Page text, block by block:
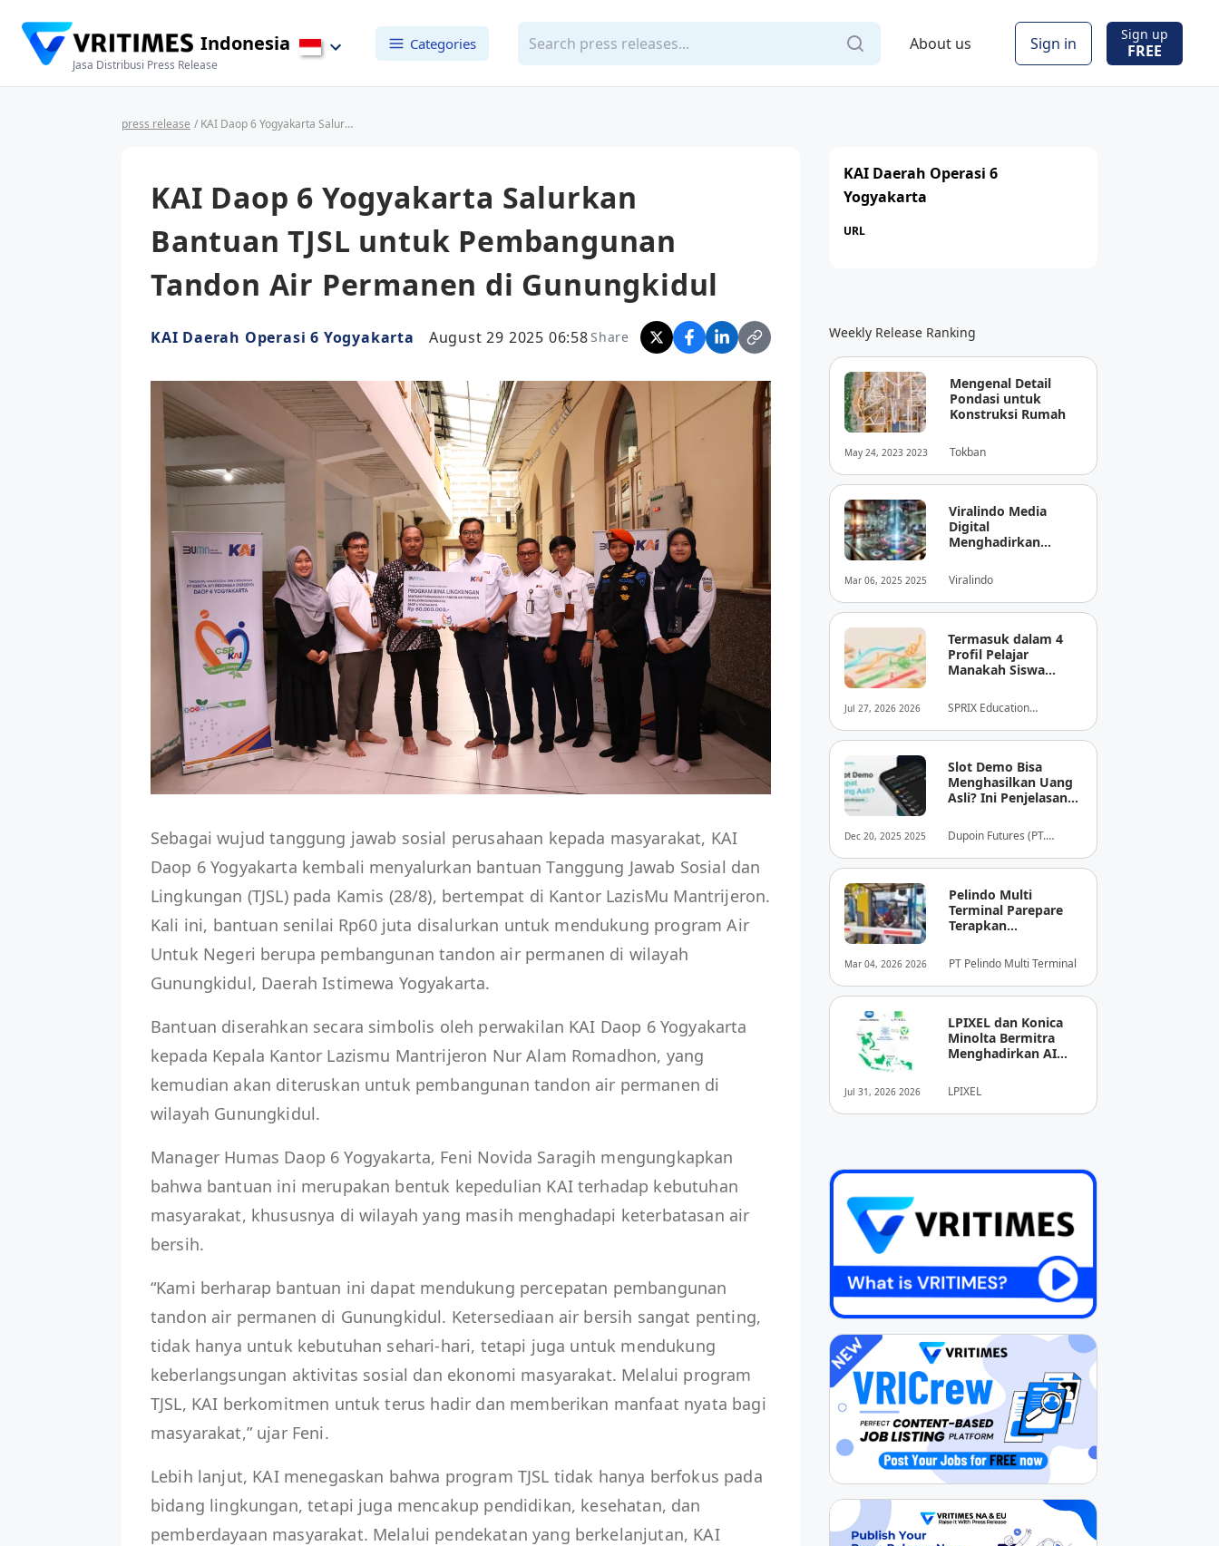
Indonesia
Jasa Distribusi Press Release
Categories About us Sign in Sign up
FREE
press release / KAI Daop 6 Yogyakarta Salurkan Bantuan TJSL untuk Pembangunan Tandon Air Permanen di Gunungkidul
KAI Daop 6 Yogyakarta Salurkan
Bantuan TJSL untuk Pembangunan
Tandon Air Permanen di Gunungkidul
KAI Daerah Operasi 6 Yogyakarta August 29 2025 06:58Share
Sebagai wujud tanggung jawab sosial perusahaan kepada masyarakat, KAI
Daop 6 Yogyakarta kembali menyalurkan bantuan Tanggung Jawab Sosial dan
Lingkungan (TJSL) pada Kamis (28/8), bertempat di Kantor LazisMu Mantrijeron.
Kali ini, bantuan senilai Rp60 juta disalurkan untuk mendukung program Air
Untuk Negeri berupa pembangunan tandon air permanen di wilayah
Gunungkidul, Daerah Istimewa Yogyakarta.
Bantuan diserahkan secara simbolis oleh perwakilan KAI Daop 6 Yogyakarta
kepada Kepala Kantor Lazismu Mantrijeron Nur Alam Romadhon, yang
kemudian akan diteruskan untuk pembangunan tandon air permanen di
wilayah Gunungkidul.
Manager Humas Daop 6 Yogyakarta, Feni Novida Saragih mengungkapkan
bahwa bantuan ini merupakan bentuk kepedulian KAI terhadap kebutuhan
masyarakat, khususnya di wilayah yang masih menghadapi keterbatasan air
bersih.
“Kami berharap bantuan ini dapat mendukung percepatan pembangunan
tandon air permanen di Gunungkidul. Ketersediaan air bersih sangat penting,
tidak hanya untuk kebutuhan sehari-hari, tetapi juga untuk mendukung
keberlangsungan aktivitas sosial dan ekonomi masyarakat. Melalui program
TJSL, KAI berkomitmen untuk terus hadir dan memberikan manfaat nyata bagi
masyarakat,” ujar Feni.
Lebih lanjut, KAI menegaskan bahwa program TJSL tidak hanya berfokus pada
bidang lingkungan, tetapi juga mencakup pendidikan, kesehatan, dan
pemberdayaan masyarakat. Melalui pendekatan yang berkelanjutan, KAI
KAI Daerah Operasi 6
Yogyakarta
URL
Weekly Release Ranking
May 24, 2023 2023
Mengenal Detail
Pondasi untuk
Konstruksi Rumah
Tokban
Mar 06, 2025 2025
Viralindo Media
Digital
Menghadirkan
Dunia Media Digital
Indonesia
Viralindo
Jul 27, 2026 2026
Termasuk dalam 4
Profil Pelajar
Manakah Siswa
Perilaku
Tersembunyi Saat
Ujian Melalui Data
Digital
SPRIX Education
Dec 20, 2025 2025
Slot Demo Bisa
Menghasilkan Uang
Asli? Ini Penjelasan
Dupoin Futures (PT.
Mar 04, 2026 2026
Pelindo Multi
Terminal Parepare
Terapkan
Nontunai di Pintu
Masuk Pelabuhan
Nusantara
PT Pelindo Multi Terminal
Jul 31, 2026 2026
LPIXEL dan Konica
Minolta Bermitra
Menghadirkan AI
Diagnosis Berbasis
Pencitraan Medis
“EIRL” di ASEAN
LPIXEL